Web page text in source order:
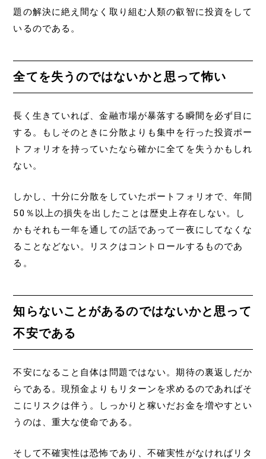
題の解決に絶え間なく取り組む人類の叡智に投資をして
いるのである。
全てを失うのではないかと思って怖い
長く生きていれば、金融市場が暴落する瞬間を必ず目に
する。もしそのときに分散よりも集中を行った投資ポー
トフォリオを持っていたなら確かに全てを失うかもしれ
ない。
しかし、十分に分散をしていたポートフォリオで、年間
50％以上の損失を出したことは歴史上存在しない。し
かもそれも一年を通しての話であって一夜にしてなくな
ることなどない。リスクはコントロールするものであ
る。
知らないことがあるのではないかと思って
不安である
不安になること自体は問題ではない。期待の裏返しだか
らである。現預金よりもリターンを求めるのであればそ
こにリスクは伴う。しっかりと稼いだお金を増やすとい
うのは、重大な使命である。
そして不確実性は恐怖であり、不確実性がなければリタ